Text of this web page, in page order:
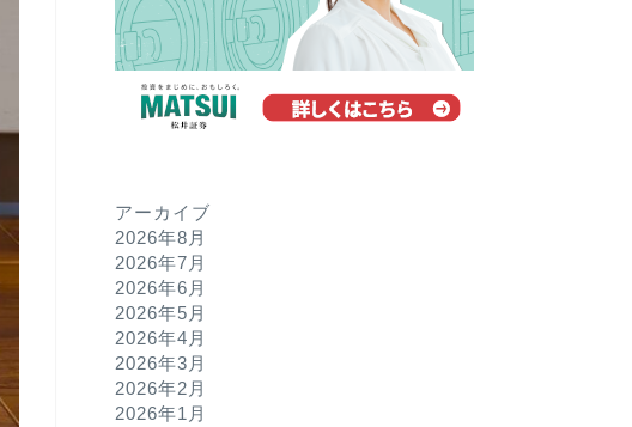
アーカイブ
2026年8月
2026年7月
2026年6月
2026年5月
2026年4月
2026年3月
2026年2月
2026年1月